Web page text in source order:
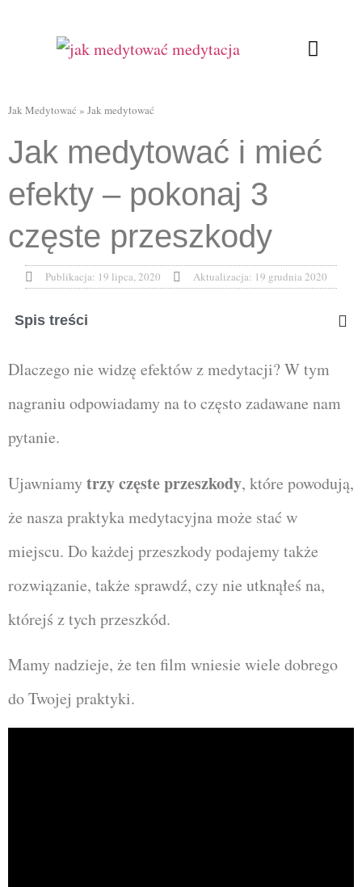
Jak Medytować » Jak medytować
Jak medytować i mieć
efekty – pokonaj 3
częste przeszkody
Publikacja: 19 lipca, 2020 Aktualizacja: 19 grudnia 2020
Spis treści
Dlaczego nie widzę efektów z medytacji? W tym
nagraniu odpowiadamy na to często zadawane nam
pytanie.
Ujawniamytrzy częste przeszkody, które powodują,
że nasza praktyka medytacyjna może stać w
miejscu. Do każdej przeszkody podajemy także
rozwiązanie, także sprawdź, czy nie utknąłeś na,
którejś z tych przeszkód.
Mamy nadzieje, że ten film wniesie wiele dobrego
do Twojej praktyki.